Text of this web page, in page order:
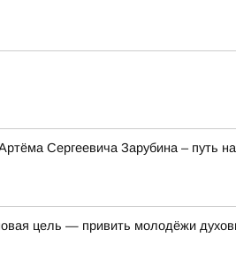
Сергеевича Зарубина – путь
цель — привить молодёжи